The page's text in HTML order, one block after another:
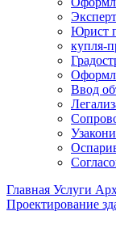
Юрист
купля-
Ввод
Главная Услуги
Проектирование